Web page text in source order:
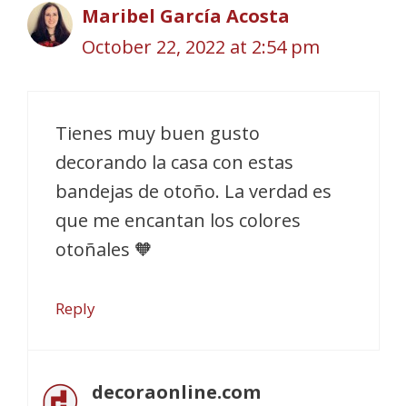
Maribel García Acosta
October 22, 2022 at 2:54 pm
Tienes muy buen gusto
decorando la casa con estas
bandejas de otoño. La verdad es
que me encantan los colores
otoñales 🧡
Reply
decoraonline.com